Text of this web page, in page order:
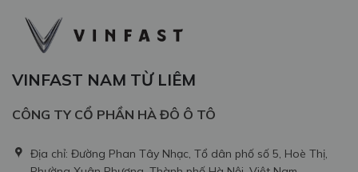
VINFAST NAM TỪ LIÊM
CÔNG TY CỔ PHẦN HÀ ĐÔ Ô TÔ
Địa chỉ: Đường Phan Tây Nhạc, Tổ dân phố số 5, Hoè Thị,